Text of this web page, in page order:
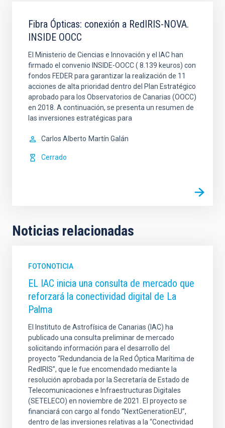
Fibra Ópticas: conexión a RedIRIS-NOVA.
INSIDE OOCC
El Ministerio de Ciencias e Innovación y el IAC han
firmado el convenio INSIDE-OOCC ( 8.139 keuros) con
fondos FEDER para garantizar la realización de 11
acciones de alta prioridad dentro del Plan Estratégico
aprobado para los Observatorios de Canarias (OOCC)
en 2018. A continuación, se presenta un resumen de
las inversiones estratégicas para
Carlos Alberto Martín Galán
Cerrado
Noticias relacionadas
FOTONOTICIA
EL IAC inicia una consulta de mercado que
reforzará la conectividad digital de La
Palma
El Instituto de Astrofísica de Canarias (IAC) ha
publicado una consulta preliminar de mercado
solicitando información para el desarrollo del
proyecto “Redundancia de la Red Óptica Marítima de
RedIRIS”, que le fue encomendado mediante la
resolución aprobada por la Secretaría de Estado de
Telecomunicaciones e Infraestructuras Digitales
(SETELECO) en noviembre de 2021. El proyecto se
financiará con cargo al fondo “NextGenerationEU”,
dentro de las inversiones relativas a la “Conectividad